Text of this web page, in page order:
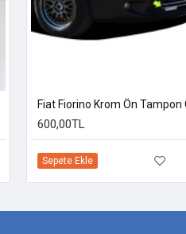
600,00TL
Sepete Ekle